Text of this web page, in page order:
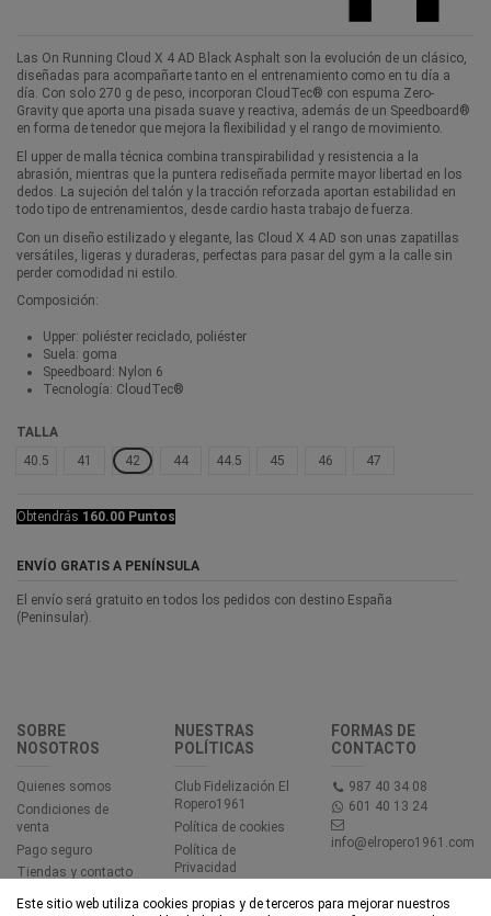
Las On Running Cloud X 4 AD Black Asphalt son la evolución de un clásico,
diseñadas para acompañarte tanto en el entrenamiento como en tu día a
día. Con solo 270 g de peso, incorporan CloudTec® con espuma Zero-
Gravity que aporta una pisada suave y reactiva, además de un Speedboard®
en forma de tenedor que mejora la flexibilidad y el rango de movimiento.
El upper de malla técnica combina transpirabilidad y resistencia a la
abrasión, mientras que la puntera rediseñada permite mayor libertad en los
dedos. La sujeción del talón y la tracción reforzada aportan estabilidad en
todo tipo de entrenamientos, desde cardio hasta trabajo de fuerza.
Con un diseño estilizado y elegante, las Cloud X 4 AD son unas zapatillas
versátiles, ligeras y duraderas, perfectas para pasar del gym a la calle sin
perder comodidad ni estilo.
Composición:
Upper: poliéster reciclado, poliéster
Suela: goma
Speedboard: Nylon 6
Tecnología: CloudTec®
TALLA
40.5
41 42 44 44.5 45 46 47
Obtendrás 160.00 Puntos
ENVÍO GRATIS A PENÍNSULA
El envío será gratuito en todos los pedidos con destino España
(Peninsular).
SOBRE
NOSOTROS
Quienes somos
Condiciones de
venta
Pago seguro
Tiendas y contacto
NUESTRAS
POLÍTICAS
Club Fidelización El
Ropero1961
Política de cookies
Política de
Privacidad
FORMAS DE
CONTACTO
987 40 34 08
601 40 13 24
info@elropero1961.com
Este sitio web utiliza cookies propias y de terceros para mejorar nuestros